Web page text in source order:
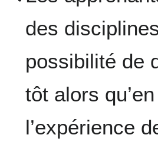
des
possibilité de
tôt alors
l’expérience